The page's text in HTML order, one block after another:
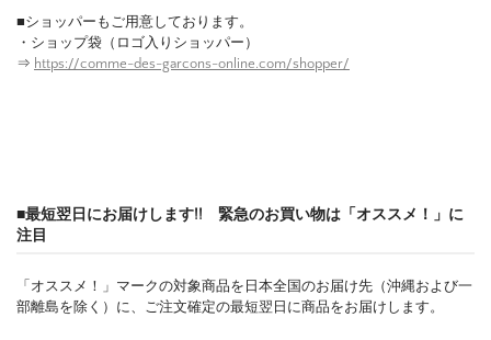
■ショッパーもご用意しております。
・ショップ袋（ロゴ入りショッパー）
⇒ https://comme-des-garcons-online.com/shopper/
■最短翌日にお届けします!! 緊急のお買い物は「オススメ！」に
注目
「オススメ！」マークの対象商品を日本全国のお届け先（沖縄および一
部離島を除く）に、ご注文確定の最短翌日に商品をお届けします。